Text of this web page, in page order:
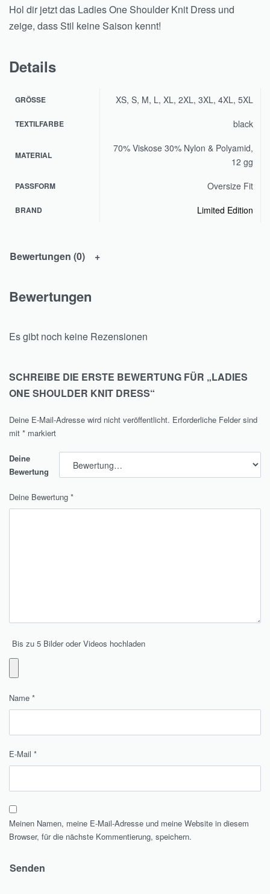
Hol dir jetzt das Ladies One Shoulder Knit Dress und
zeige, dass Stil keine Saison kennt!
Details
GRÖSSE XS, S, M, L, XL, 2XL, 3XL, 4XL, 5XL
TEXTILFARBE black
MATERIAL
70% Viskose 30% Nylon & Polyamid,
12 gg
PASSFORM Oversize Fit
BRAND Limited Edition
Bewertungen (0)
Bewertungen
Es gibt noch keine Rezensionen
SCHREIBE DIE ERSTE BEWERTUNG FÜR „LADIES
ONE SHOULDER KNIT DRESS“
Deine E-Mail-Adresse wird nicht veröffentlicht. Erforderliche Felder sind
mit * markiert
Deine
Bewertung
Deine Bewertung *
Bis zu 5 Bilder oder Videos hochladen
Name *
E-Mail *
Meinen Namen, meine E-Mail-Adresse und meine Website in diesem
Browser, für die nächste Kommentierung, speichern.